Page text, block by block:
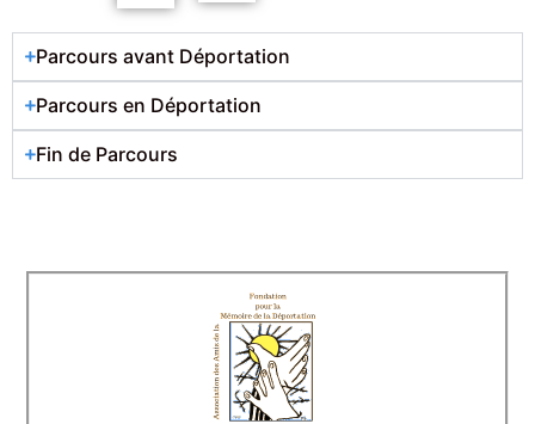
Parcours avant Déportation
Parcours en Déportation
Fin de Parcours